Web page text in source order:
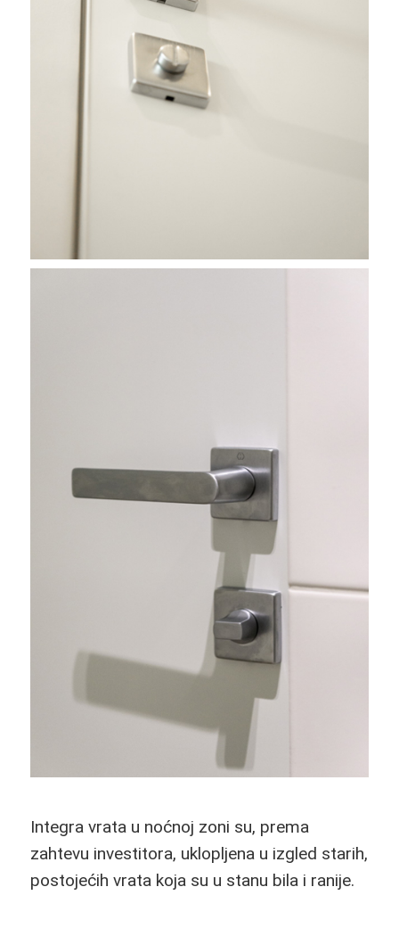
Integra vrata u noćnoj zoni su, prema
zahtevu investitora, uklopljena u izgled starih,
postojećih vrata koja su u stanu bila i ranije.